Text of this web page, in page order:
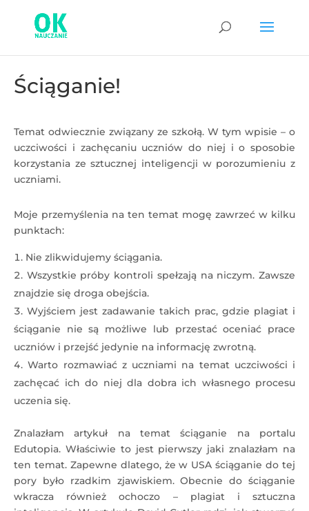
Ściąganie!
Temat odwiecznie związany ze szkołą. W tym wpisie – o
uczciwości i zachęcaniu uczniów do niej i o sposobie
korzystania ze sztucznej inteligencji w porozumieniu z
uczniami.
Moje przemyślenia na ten temat mogę zawrzeć w kilku
punktach:
Nie zlikwidujemy ściągania.
Wszystkie próby kontroli spełzają na niczym. Zawsze
znajdzie się droga obejścia.
Wyjściem jest zadawanie takich prac, gdzie plagiat i
ściąganie nie są możliwe lub przestać oceniać prace
uczniów i przejść jedynie na informację zwrotną.
Warto rozmawiać z uczniami na temat uczciwości i
zachęcać ich do niej dla dobra ich własnego procesu
uczenia się.
Znalazłam artykuł na temat ściąganie na portalu
Edutopia. Właściwie to jest pierwszy jaki znalazłam na
ten temat. Zapewne dlatego, że w USA ściąganie do tej
pory było rzadkim zjawiskiem. Obecnie do ściąganie
wkracza również ochoczo – plagiat i sztuczna